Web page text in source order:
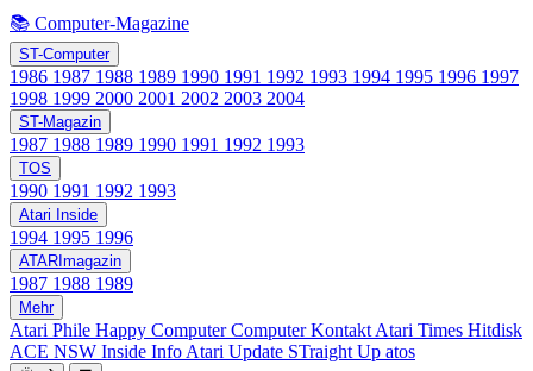
📚 Computer-Magazine
ST-Computer
1986 1987 1988 1989 1990 1991 1992 1993 1994 1995 1996 1997
1998 1999 2000 2001 2002 2003 2004
ST-Magazin
1987 1988 1989 1990 1991 1992 1993
TOS
1990 1991 1992 1993
Atari Inside
1994 1995 1996
ATARImagazin
1987 1988 1989
Mehr
Atari Phile Happy ComputerComputer Kontakt Atari Times Hitdisk
ACE NSW Inside Info Atari Update STraight Up atos